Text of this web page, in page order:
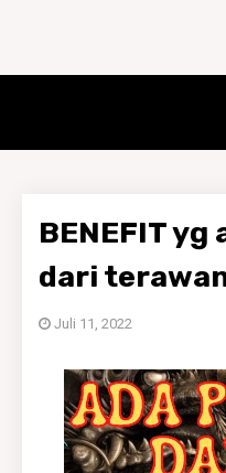
BENEFIT yg
dari
Juli 11, 2022